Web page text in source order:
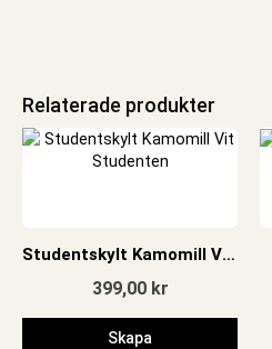
Relaterade produkter
Studentskylt Kamomill Vit Studenten
399,00 kr
Skapa